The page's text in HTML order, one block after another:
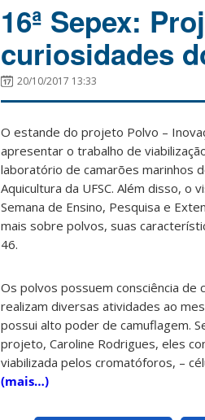
16ª Sepex:
curiosidades
20/10/2017 13:33
O estande do projeto Polvo –
apresentar o trabalho de
laboratório de camarões marinhos
Aquicultura da UFSC. Além disso, o
Semana de Ensino, Pesquisa e
mais sobre polvos, suas
46.
Os polvos possuem consciência de
realizam diversas atividades ao
possui alto poder de camuflagem.
projeto, Caroline Rodrigues, eles
viabilizada pelos cromatóforos, –
(mais…)